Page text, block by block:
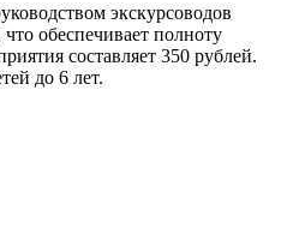
экскурсоводов
обеспечивает полноту
составляет 350 рублей.
до 6 лет.